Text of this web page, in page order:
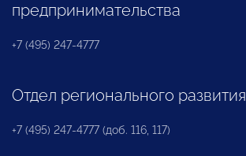
предпринимательства
+7 (495) 247-4777
Отдел регионального развития
+7 (495) 247-4777 (доб. 116, 117)